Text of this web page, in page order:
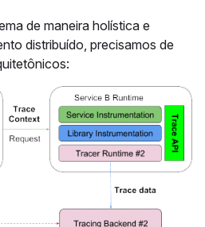
de maneira holística e
distribuído, precisamos de